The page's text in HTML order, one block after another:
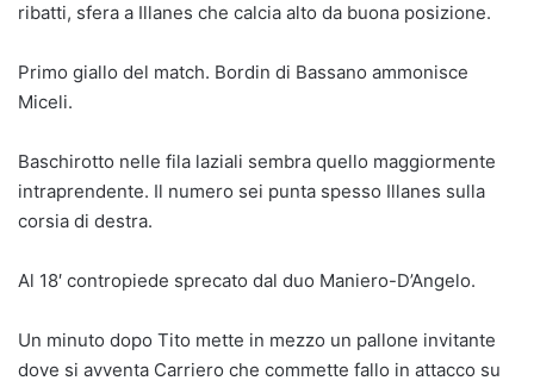
ribatti, sfera a Illanes che calcia alto da buona posizione.
Primo giallo del match. Bordin di Bassano ammonisce
Miceli.
Baschirotto nelle fila laziali sembra quello maggiormente
intraprendente. Il numero sei punta spesso Illanes sulla
corsia di destra.
Al 18′ contropiede sprecato dal duo Maniero-D’Angelo.
Un minuto dopo Tito mette in mezzo un pallone invitante
dove si avventa Carriero che commette fallo in attacco su